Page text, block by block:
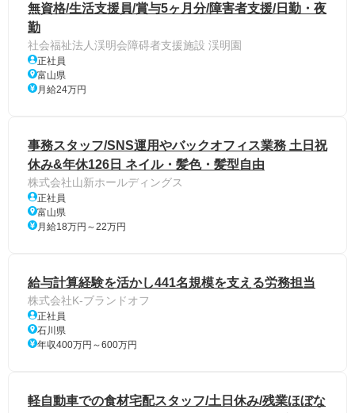
無資格/生活支援員/賞与5ヶ月分/障害者支援/日勤・夜
勤
社会福祉法人渓明会障碍者支援施設 渓明園
正社員
富山県
月給24万円
事務スタッフ/SNS運用やバックオフィス業務 土日祝
休み&年休126日 ネイル・髪色・髪型自由
株式会社山新ホールディングス
正社員
富山県
月給18万円～22万円
給与計算経験を活かし441名規模を支える労務担当
株式会社K-ブランドオフ
正社員
石川県
年収400万円～600万円
軽自動車での食材宅配スタッフ/土日休み/残業ほぼな